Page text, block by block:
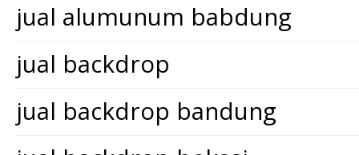
jual alumunum babdung
jual backdrop
jual backdrop bandung